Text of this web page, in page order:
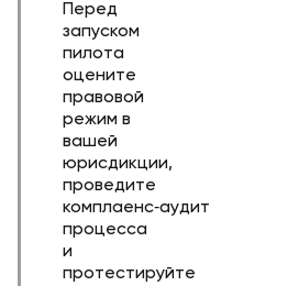
Перед
запуском
пилота
оцените
правовой
режим в
вашей
юрисдикции,
проведите
комплаенс‑аудит
процесса
и
протестируйте